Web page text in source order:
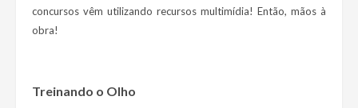
concursos vêm utilizando recursos multimídia! Então, mãos à
obra!
Treinando o Olho